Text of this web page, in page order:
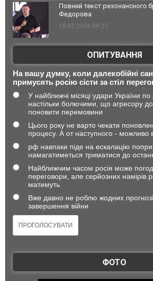
Повний текст резонансного
Федорова
18.07.2026 09:27
ОПИТУВАННЯ
На вашу думку, коли далекобійні
примусять росію сісти за стіл
У найближчі місяці удари України по
настільки болючими, що агресору
поновити перемовини
Цього року не варто чекати
процесу. А от наступного - можливо
рф навпаки піде на ескалацію попри
намагатиметься триматися до
Найближчим часом росія може
переговори, але серйозних намірів
матимуть
Вже давно не роблю жодних
завершення війни
ФОТО